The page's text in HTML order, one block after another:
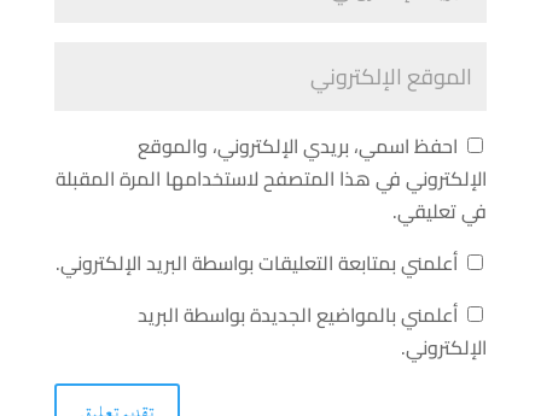
احفظ اسمي، بريدي الإلكتروني، والموقع
الإلكتروني في هذا المتصفح لاستخدامها المرة المقبلة
في تعليقي.
أعلمني بمتابعة التعليقات بواسطة البريد الإلكتروني.
أعلمني بالمواضيع الجديدة بواسطة البريد
الإلكتروني.